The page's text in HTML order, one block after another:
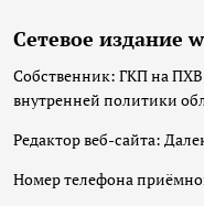
Сетевое издание
Собственник: ГКП на ПХВ
внутренней политики
Редактор веб-сайта:
Номер телефона